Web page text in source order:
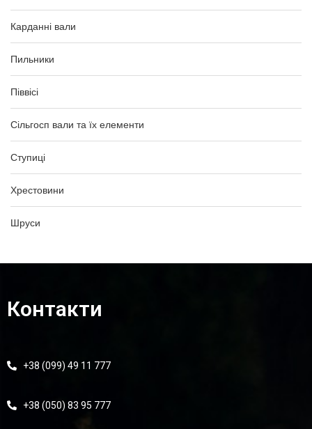
Карданні вали
Пильники
Піввісі
Сільгосп вали та їх елементи
Ступиці
Хрестовини
Шруси
Контакти
+38 (099) 49 11 777
+38 (050) 83 95 777